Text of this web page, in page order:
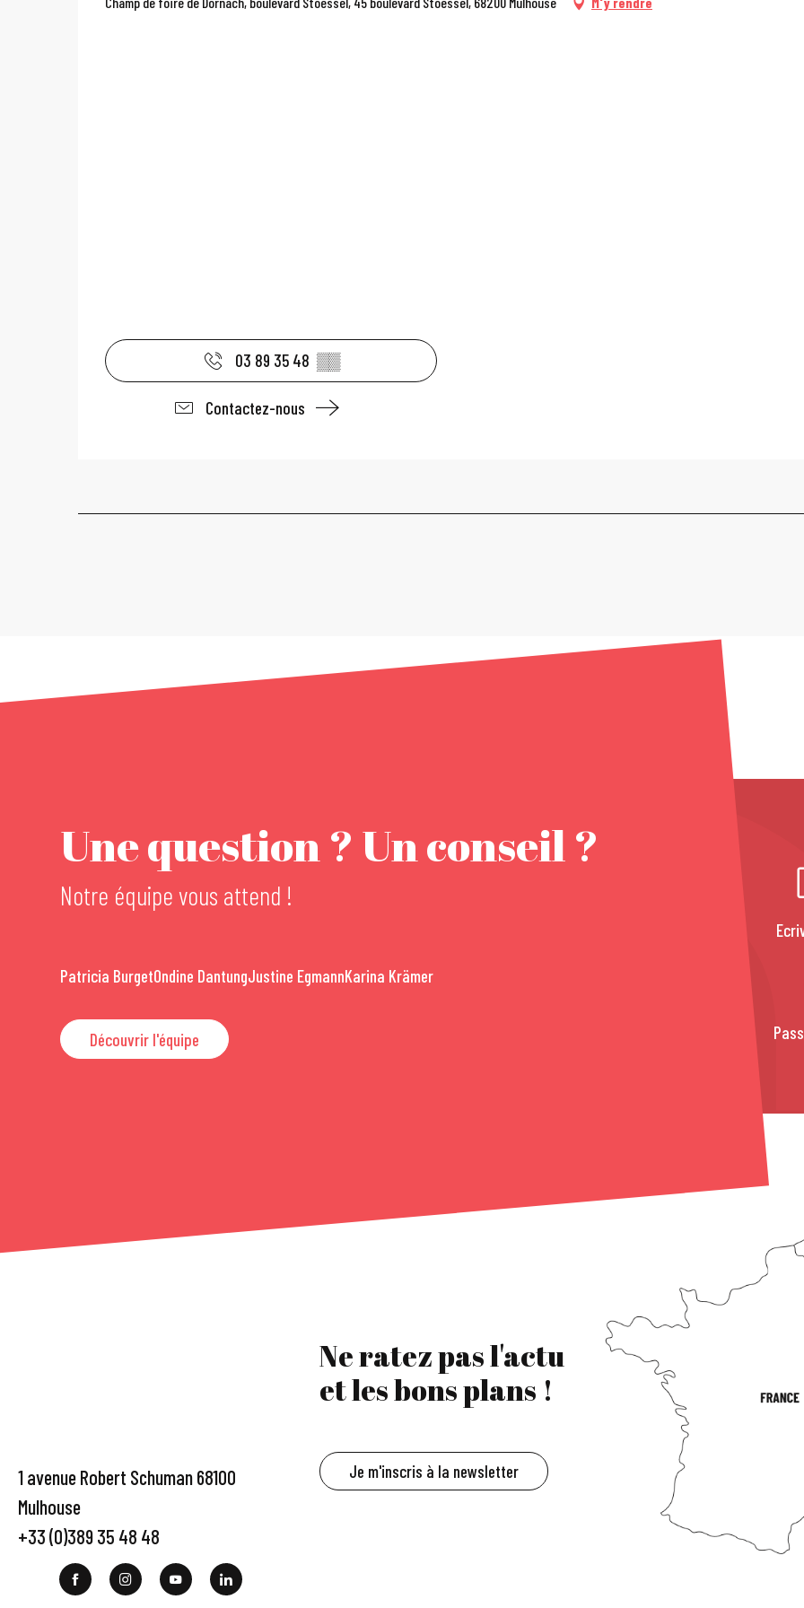
03 89 35 48 ▒▒
Contactez-nous
Une question ? Un conseil ?
Notre équipe vous attend !
Patricia BurgetOndine DantungJustine EgmannKarina Krämer
Découvrir l'équipe
1 avenue Robert Schuman 68100
Mulhouse
+33 (0)389 35 48 48
Ne ratez pas l'actu
et les bons plans !
Je m'inscris à la newsletter